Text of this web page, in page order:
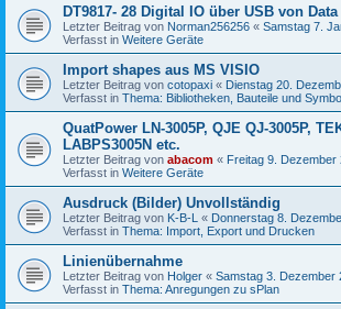
DT9817- 28 Digital IO über USB von
Letzter Beitrag von Norman256256 « Samstag 7.
Verfasst in Weitere Geräte
Import shapes aus MS VISIO
Letzter Beitrag von cotopaxi « Dienstag 20.
Verfasst in Thema: Bibliotheken, Bauteile und
QuatPower LN-3005P, QJE QJ-3005P,
LABPS3005N etc.
Letzter Beitrag von abacom « Freitag 9. Dezember
Verfasst in Weitere Geräte
Ausdruck (Bilder) Unvollständig
Letzter Beitrag von K-B-L « Donnerstag 8.
Verfasst in Thema: Import, Export und Drucken
Linienübernahme
Letzter Beitrag von Holger « Samstag 3. Dezember
Verfasst in Thema: Anregungen zu sPlan